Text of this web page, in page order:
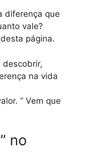
diferença que
vale?
página.
descobrir,
na vida
” Vem que
no